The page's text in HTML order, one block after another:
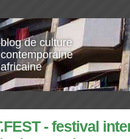
blog de culture
contemporaine
africaine
- festival